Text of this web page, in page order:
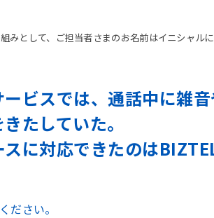
として、ご担当者さまのお名前はイニシャルに
ビスでは、通話中に雑
たしていた。
に対応できたのは
ださい。